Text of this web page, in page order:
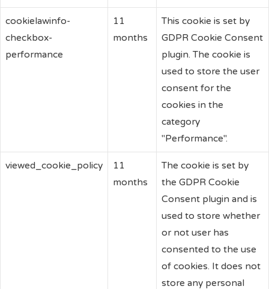
cookielawinfo-
checkbox-
performance
11
months
This cookie is set by
GDPR Cookie Consent
plugin. The cookie is
used to store the user
consent for the
cookies in the
category
"Performance".
viewed_cookie_policy
11
months
The cookie is set by
the GDPR Cookie
Consent plugin and is
used to store whether
or not user has
consented to the use
of cookies. It does not
store any personal